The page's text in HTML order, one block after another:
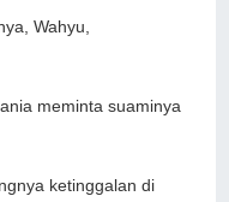
Wahyu,
meminta suaminya
ketinggalan di